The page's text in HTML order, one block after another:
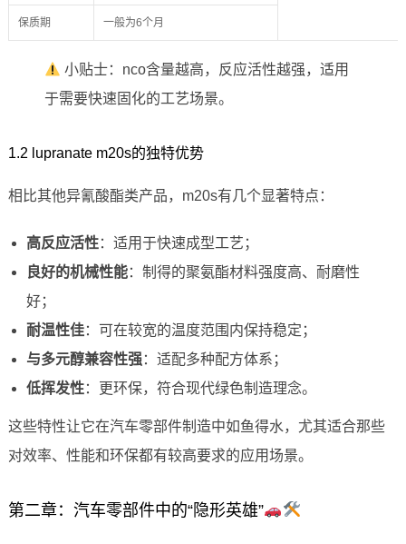
保质期 一般为6个月
小贴士：nco含量越高，反应活性越强，适用
于需要快速固化的工艺场景。
1.2 lupranate m20s的独特优势
相比其他异氰酸酯类产品，m20s有几个显著特点：
高反应活性：适用于快速成型工艺；
良好的机械性能：制得的聚氨酯材料强度高、耐磨性
好；
耐温性佳：可在较宽的温度范围内保持稳定；
与多元醇兼容性强：适配多种配方体系；
低挥发性：更环保，符合现代绿色制造理念。
这些特性让它在汽车零部件制造中如鱼得水，尤其适合那些
对效率、性能和环保都有较高要求的应用场景。
第二章：汽车零部件中的“隐形英雄”